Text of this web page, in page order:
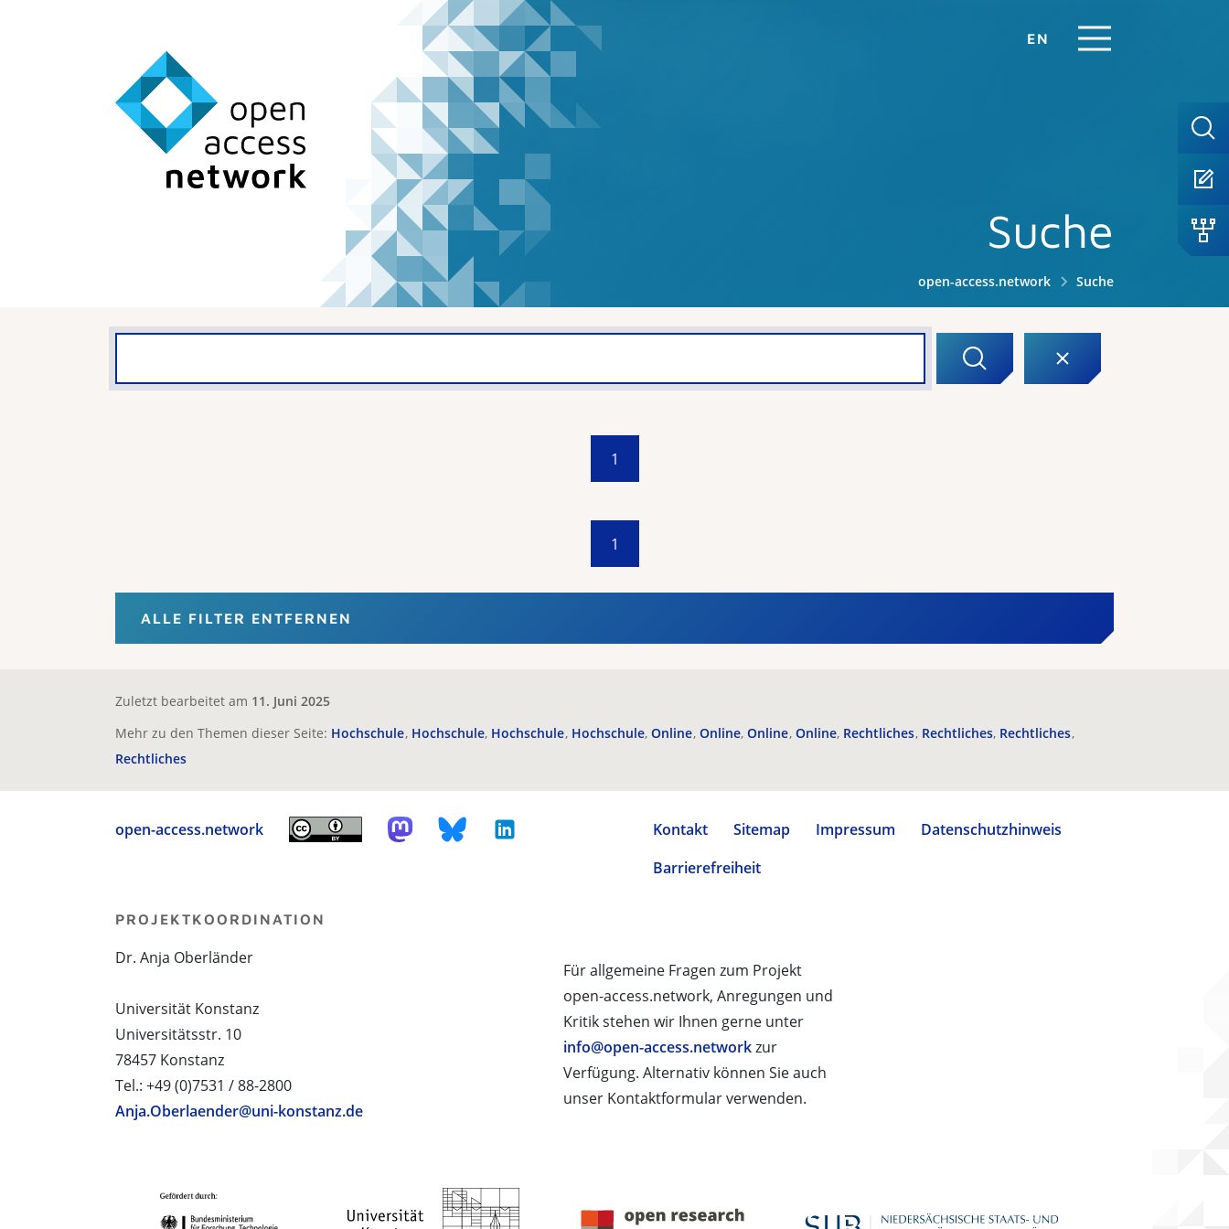
EN
Suche
open-access.network Suche
1
1
ALLE FILTER ENTFERNEN
Zuletzt bearbeitet am 11. Juni 2025
Mehr zu den Themen dieser Seite: Hochschule Hochschule Hochschule Hochschule Online Online Online Online Rechtliches Rechtliches Rechtliches
Rechtliches
open-access.network Kontakt Sitemap Impressum
Datenschutzhinweis
Barrierefreiheit
Für allgemeine Fragen zum Projekt
open-access.network, Anregungen und
Kritik stehen wir Ihnen gerne unter
info@open-access.networkzur
Verfügung. Alternativ können Sie auch
unser Kontaktformular verwenden.
PROJEKTKOORDINATION
Dr. Anja Oberländer
Universität Konstanz
Universitätsstr. 10
78457 Konstanz
Tel.: +49 (0)7531 / 88-2800
Anja.Oberlaender@uni-konstanz.de